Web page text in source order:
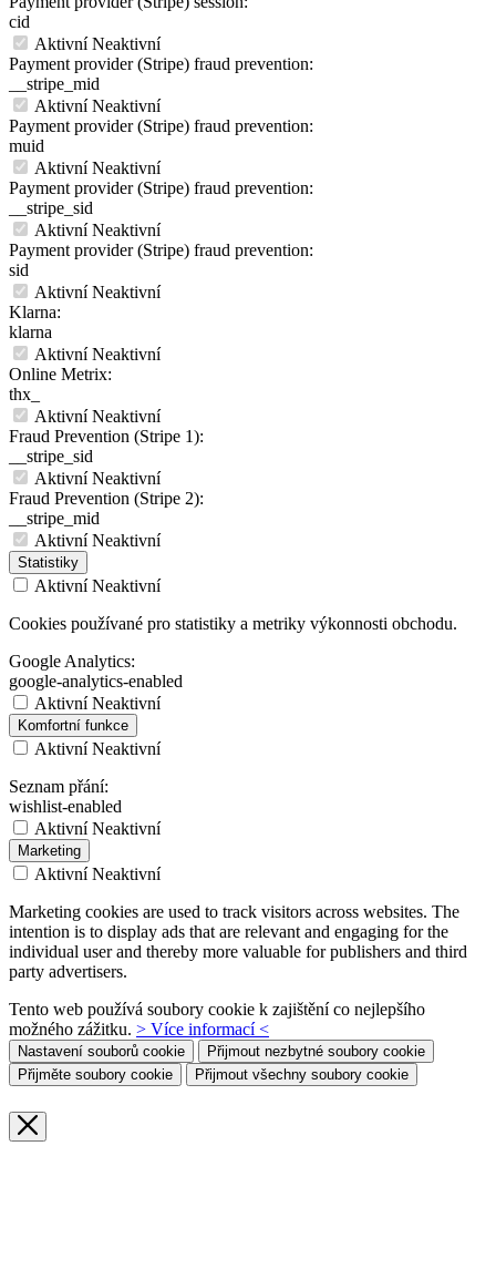
cid
Aktivní Neaktivní
Payment provider (Stripe) fraud prevention:
__stripe_mid
Aktivní Neaktivní
Payment provider (Stripe) fraud prevention:
muid
Aktivní Neaktivní
Payment provider (Stripe) fraud prevention:
__stripe_sid
Aktivní Neaktivní
Payment provider (Stripe) fraud prevention:
sid
Aktivní Neaktivní
Klarna:
klarna
Aktivní Neaktivní
Online Metrix:
thx_
Aktivní Neaktivní
Fraud Prevention (Stripe 1):
__stripe_sid
Aktivní Neaktivní
Fraud Prevention (Stripe 2):
__stripe_mid
Aktivní Neaktivní
Statistiky
Aktivní Neaktivní
Cookies používané pro statistiky a metriky výkonnosti obchodu.
Google Analytics:
google-analytics-enabled
Aktivní Neaktivní
Komfortní funkce
Aktivní Neaktivní
Seznam přání:
wishlist-enabled
Aktivní Neaktivní
Marketing
Aktivní Neaktivní
Marketing cookies are used to track visitors across websites. The
intention is to display ads that are relevant and engaging for the
individual user and thereby more valuable for publishers and third
party advertisers.
Tento web používá soubory cookie k zajištění co nejlepšího
možného zážitku. > Více informací <
Nastavení souborů cookie
Přijmout nezbytné soubory cookie
Přijměte soubory cookie
Přijmout všechny soubory cookie